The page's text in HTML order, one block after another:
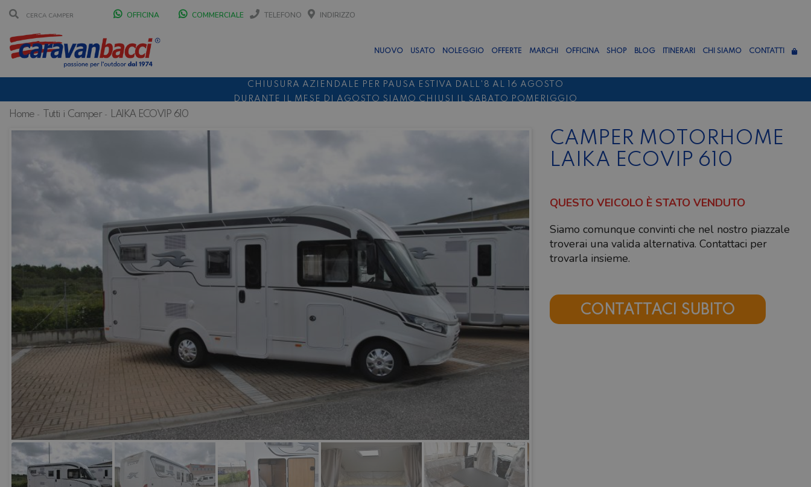
OFFICINA COMMERCIALE TELEFONO INDIRIZZO
NUOVO USATO NOLEGGIO OFFERTE MARCHI OFFICINA SHOP BLOG ITINERARI CHI SIAMO CONTATTI
CHIUSURA AZIENDALE PER PAUSA ESTIVA DALL'8 AL 16 AGOSTO
DURANTE IL MESE DI AGOSTO SIAMO CHIUSI IL SABATO POMERIGGIO
Home Tutti i Camper LAIKA ECOVIP 610
CAMPER MOTORHOME
LAIKA ECOVIP 610
QUESTO VEICOLO È STATO VENDUTO
Siamo comunque convinti che nel nostro piazzale
troverai una valida alternativa. Contattaci per
trovarla insieme.
CONTATTACI SUBITO